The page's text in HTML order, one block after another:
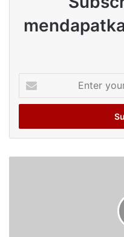
your
Email